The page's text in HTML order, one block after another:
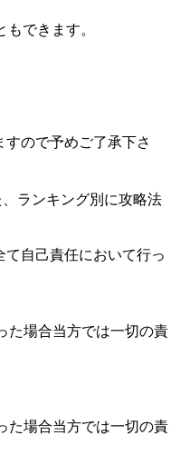
できます。
ので予めご了承下さ
ランキング別に攻略法
自己責任において行っ
た場合当方では一切の責
た場合当方では一切の責